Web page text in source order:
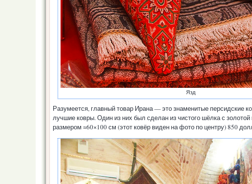
Язд
Разумеется, главный товар Ирана — это знаменитые персидские
лучшие ковры. Один из них был сделан из чистого шёлка с
размером ≈60×100 см (этот ковёр виден на фото по центру) 850